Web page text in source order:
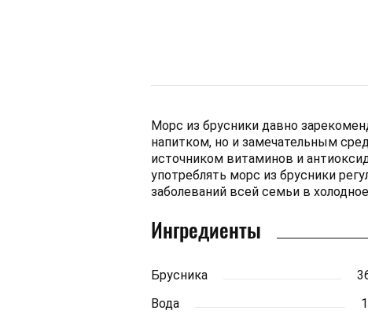
Морс из брусники давно
напитком, но и замечательным
источником витаминов и
употреблять морс из брусники
заболеваний всей семьи в
Ингредиенты
Брусника
Вода